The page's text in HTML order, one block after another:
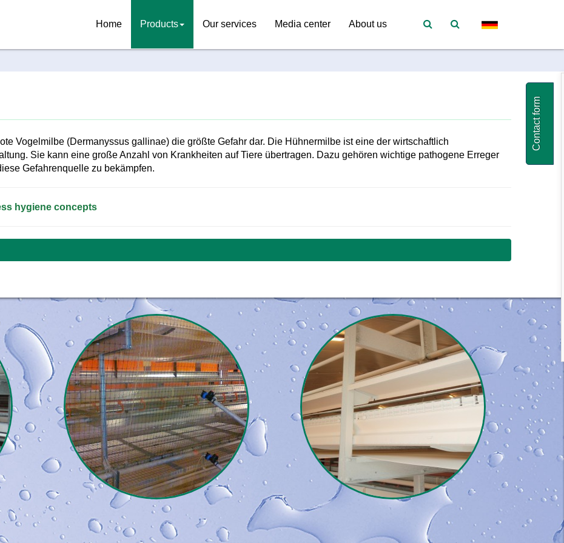
Home Products Our services Media center About us
Vogelmilbe (Dermanyssus gallinae) die größte Gefahr dar. Die Hühnermilbe ist eine der wirtschaftlich
Sie kann eine große Anzahl von Krankheiten auf Tiere übertragen. Dazu gehören wichtige pathogene Erreger
Gefahrenquelle zu bekämpfen.
hygiene concepts
Contact form